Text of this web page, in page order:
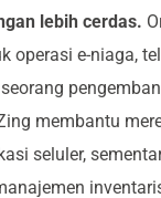
lebih cerdas.
operasi e-niaga,
membantu
seluler,